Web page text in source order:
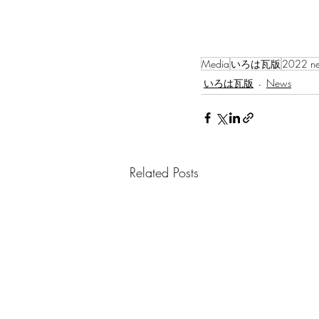
Media いろは瓦版 2022
いろは瓦版
News
Related Posts